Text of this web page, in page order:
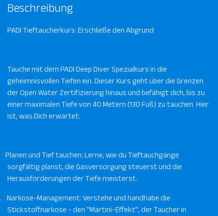
Beschreibung
PADI Tieftaucherkurs: Erschließe den Abgrund
Tauche mit dem PADI Deep Diver Spezialkurs in die
geheimnisvollen Tiefen ein. Dieser Kurs geht über die Grenzen
der Open Water Zertifizierung hinaus und befähigt dich, bis zu
einer maximalen Tiefe von 40 Metern (130 Fuß) zu tauchen. Hier
ist, was Dich erwartet:
Planen und Tief tauchen: Lerne, wie du Tieftauchgänge
sorgfältig planst, die Gasversorgung steuerst und die
Herausforderungen der Tiefe meisterst.
Narkose-Management: Verstehe und handhabe die
Stickstoffnarkose - den "Martini-Effekt", der Taucher in